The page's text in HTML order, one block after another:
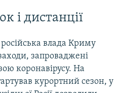
і дистанції
влада Криму
запроваджені
коронавірусу. На
курортний сезон, у